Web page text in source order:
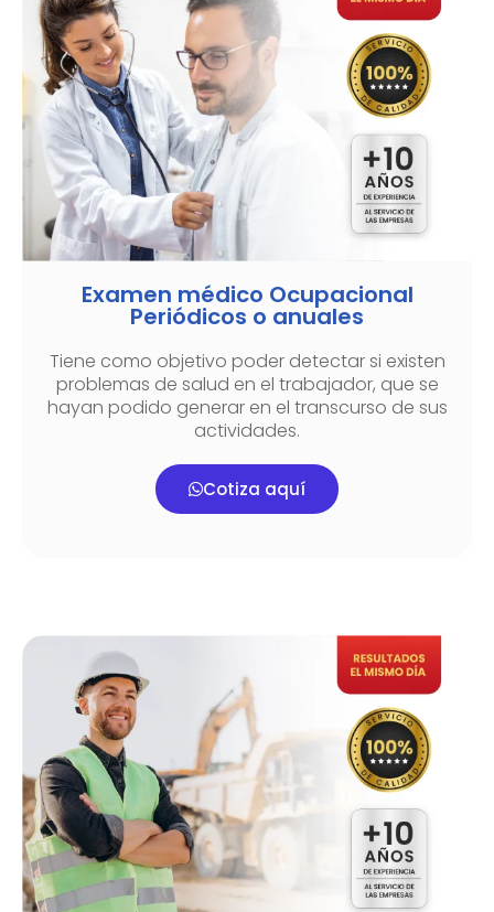
Examen médico Ocupacional
Periódicos o anuales
Tiene como objetivo poder detectar si existen
problemas de salud en el trabajador, que se
hayan podido generar en el transcurso de sus
actividades.
Cotiza aquí